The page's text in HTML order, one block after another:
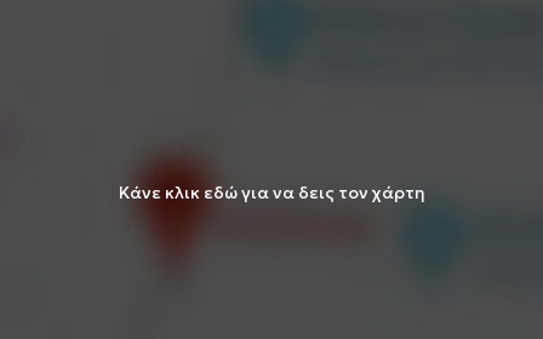
Κάνε κλικ εδώ για να δεις τον χάρτη